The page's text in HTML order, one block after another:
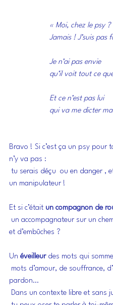
« Moi, chez le psy ?
Jamais ! J’suis pas
Je n’ai pas envie
qu’il voit tout ce
Et ce n’est pas lui
qui va me dicter
Bravo ! Si c’est ça un psy pour
n’y va pas :
un manipulateur !
Et si c’était un compagnon de
et d’embûches ?
Un éveilleur des mots qui
pardon…
Dans un contexte libre et sans